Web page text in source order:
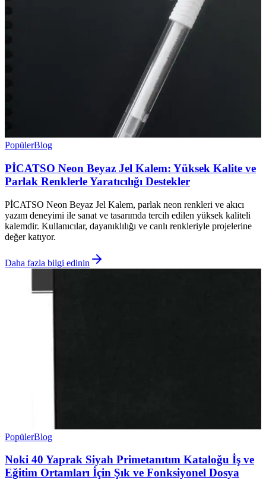
PopülerBlog
PİCATSO Neon Beyaz Jel Kalem: Yüksek Kalite ve
Parlak Renklerle Yaratıcılığı Destekler
PİCATSO Neon Beyaz Jel Kalem, parlak neon renkleri ve akıcı
yazım deneyimi ile sanat ve tasarımda tercih edilen yüksek kaliteli
kalemdir. Kullanıcılar, dayanıklılığı ve canlı renkleriyle projelerine
değer katıyor.
Daha fazla bilgi edinin
PopülerBlog
Noki 40 Yaprak Siyah Primetanıtım Kataloğu İş ve
Eğitim Ortamları İçin Şık ve Fonksiyonel Dosya